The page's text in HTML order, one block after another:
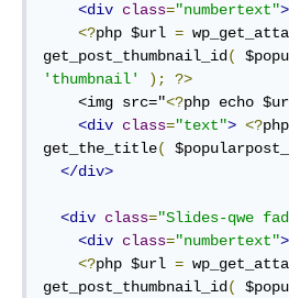
<div class="numbertext">
<?php $url =
get_post_thumbnail_id (
'thumbnail'
);
?>
    <img src="
<?php echo
<div class="text"> <?
get_the_title(
</div>
<div class="Slides-qwe
<div class="numbertext">
<?php $url =
get_post_thumbnail_id (